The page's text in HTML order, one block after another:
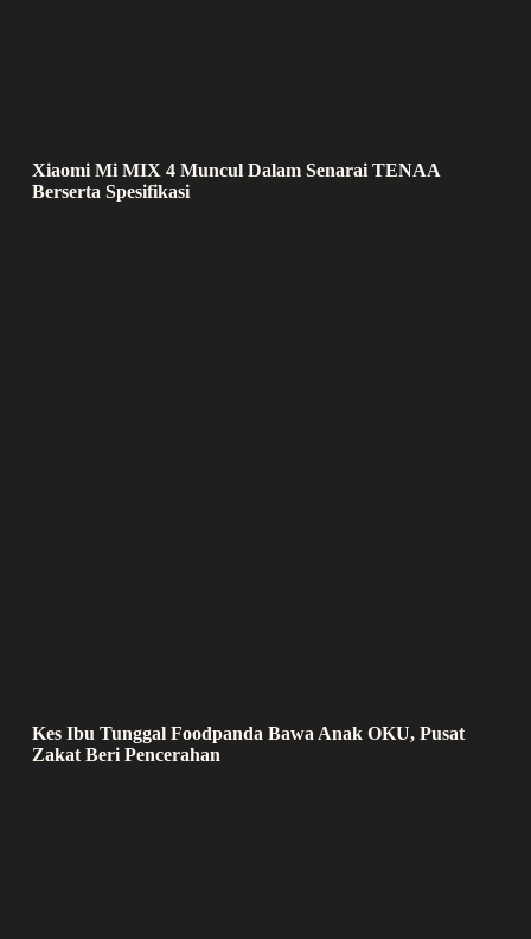
Xiaomi Mi MIX 4 Muncul Dalam Senarai TENAA
Berserta Spesifikasi
Kes Ibu Tunggal Foodpanda Bawa Anak OKU, Pusat
Zakat Beri Pencerahan